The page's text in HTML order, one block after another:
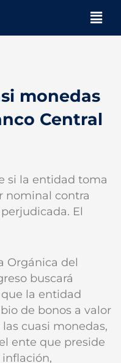
monedas
Central
si la entidad toma
nominal contra
El
Orgánica del
buscará
la entidad
de bonos a valor
cuasi monedas,
ente que preside
inflación,